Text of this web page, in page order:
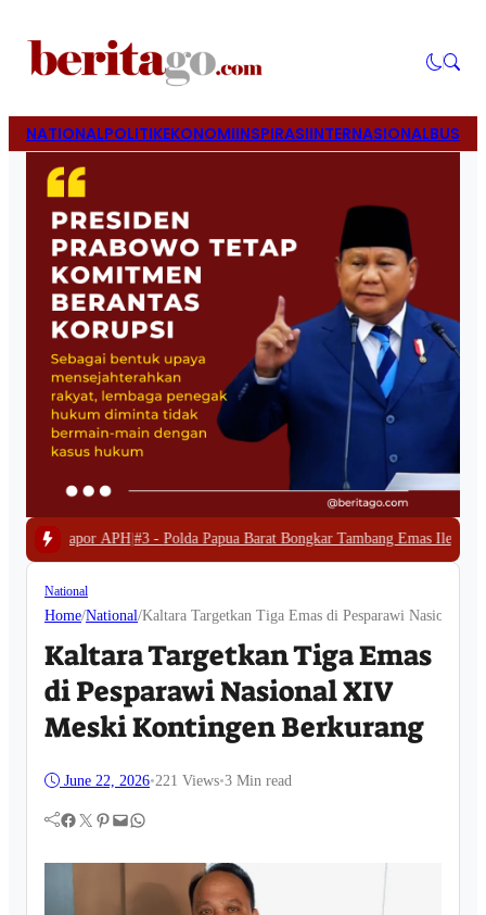
NATIONALPOLITIKEKONOMIINSPIRASIINTERNASIONAL
Polda Papua Barat Bongkar Tambang Emas Ilegal di Waserawi, Enam
National
Home/National/Kaltara Targetkan Tiga Emas di Pesparawi Nasional
Kaltara Targetkan Tiga Emas
di Pesparawi Nasional XIV
Meski Kontingen Berkurang
June 22, 2026•221 Views•3 Min read
Facebook Twitter Pinterest Mail WhatsApp